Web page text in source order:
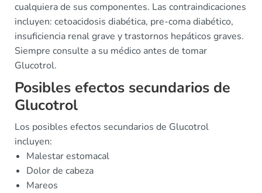
cualquiera de sus componentes. Las contraindicaciones
incluyen: cetoacidosis diabética, pre-coma diabético,
insuficiencia renal grave y trastornos hepáticos graves.
Siempre consulte a su médico antes de tomar
Glucotrol.
Posibles efectos secundarios de
Glucotrol
Los posibles efectos secundarios de Glucotrol
incluyen:
Malestar estomacal
Dolor de cabeza
Mareos